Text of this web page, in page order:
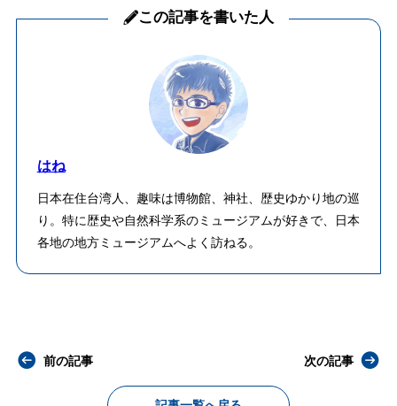
この記事を書いた人
はね
日本在住台湾人、趣味は博物館、神社、歴史ゆかり地の巡
り。特に歴史や自然科学系のミュージアムが好きで、日本
各地の地方ミュージアムへよく訪ねる。
前の記事 次の記事